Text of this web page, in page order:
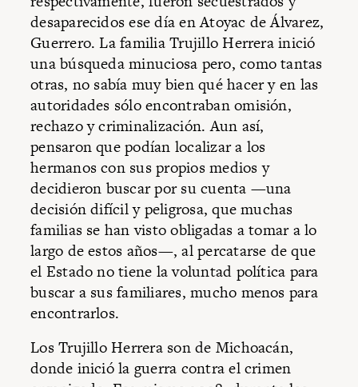
desaparecidos ese día en Atoyac de Álvarez,
Guerrero. La familia Trujillo Herrera inició
una búsqueda minuciosa pero, como tantas
otras, no sabía muy bien qué hacer y en las
autoridades sólo encontraban omisión,
rechazo y criminalización. Aun así,
pensaron que podían localizar a los
hermanos con sus propios medios y
decidieron buscar por su cuenta —una
decisión difícil y peligrosa, que muchas
familias se han visto obligadas a tomar a lo
largo de estos años—, al percatarse de que
el Estado no tiene la voluntad política para
buscar a sus familiares, mucho menos para
encontrarlos.
Los Trujillo Herrera son de Michoacán,
donde inició la guerra contra el crimen